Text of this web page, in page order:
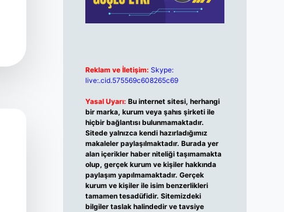
Reklam ve İletişim: Skype:
live:.cid.575569c608265c69
Yasal Uyarı: Bu internet sitesi, herhangi
bir marka, kurum veya şahıs şirketi ile
hiçbir bağlantısı bulunmamaktadır.
Sitede yalnızca kendi hazırladığımız
makaleler paylaşılmaktadır. Burada yer
alan içerikler haber niteliği taşımamakta
olup, gerçek kurum ve kişiler hakkında
paylaşım yapılmamaktadır. Gerçek
kurum ve kişiler ile isim benzerlikleri
tamamen tesadüfidir. Sitemizdeki
bilgiler taslak halindedir ve tavsiye